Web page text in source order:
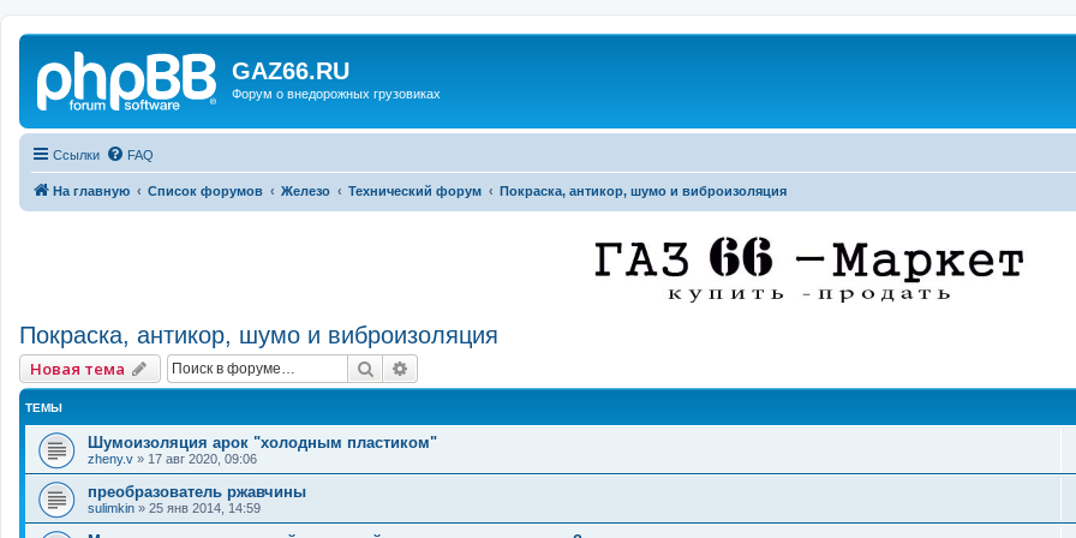
GAZ66.RU
Форум о внедорожных грузовиках
Ссылки FAQ
На главную Список форумов Железо Технический форум Покраска, антикор, шумо и виброизоляция
Покраска, антикор, шумо и виброизоляция
Новая тема Поиск
ТЕМЫ
Шумоизоляция арок "холодным пластиком"
zheny.v » 17 авг 2020, 09:06
преобразователь ржавчины
sulimkin » 25 янв 2014, 14:59